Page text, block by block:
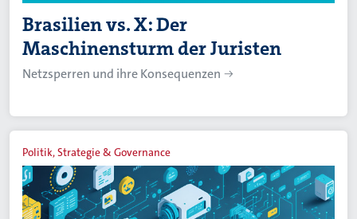
Brasilien vs. X: Der
Maschinensturm der Juristen
Netzsperren und ihre Konsequenzen
Politik, Strategie & Governance